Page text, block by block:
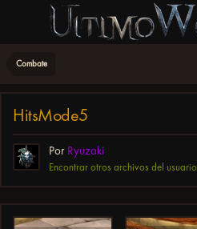
Combate
HitsMode5
Por Ryuzaki
Encontrar otros archivos del usuario